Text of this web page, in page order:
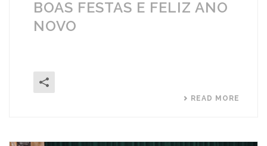
BOAS FESTAS E FELIZ ANO
NOVO
READ MORE